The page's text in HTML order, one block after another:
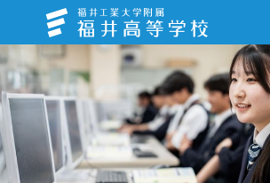
福井高等学校
学校紹介
学びの特色
学校での取り組み
クラブ活動
受験生の方へ
在学生・保